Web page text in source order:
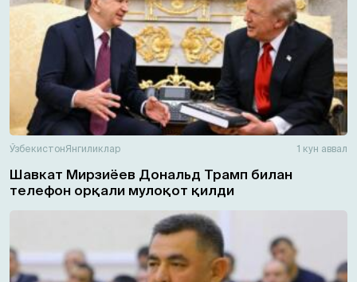
ЎзбекистонЯнгиликлар 1 кун аввал
Шавкат Мирзиёев Дональд Трамп билан
телефон орқали мулоқот қилди